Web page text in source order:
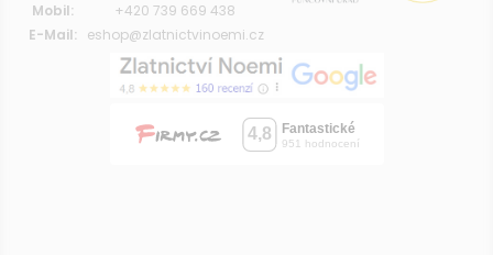
Mobil:
+420 739 669 438
E-Mail:
eshop@zlatnictvinoemi.cz